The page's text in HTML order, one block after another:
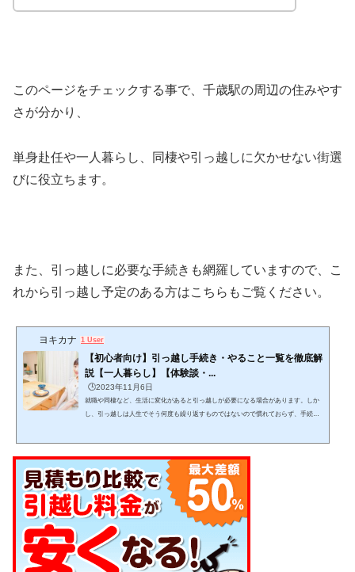
このページをチェックする事で、千歳駅の周辺の住みやす
さが分かり、
単身赴任や一人暮らし、同棲や引っ越しに欠かせない街選
びに役立ちます。
また、引っ越しに必要な手続きも網羅していますので、こ
れから引っ越し予定のある方はこちらもご覧ください。
ヨキカナ 1 User
【初心者向け】引っ越し手続き・やること一覧を徹底解
説【一人暮らし】【体験談・...
🕒️2023年11月6日
就職や同棲など、生活に変化があると引っ越しが必要になる場合があります。しか
し、引っ越しは人生でそう何度も繰り返すものではないので慣れておらず、手続き
をこなし、失敗しない引っ越しを目指して下さい。 引っ越しは日数がかかりスケジ
ュール管理が必要で、見落としも発生し...